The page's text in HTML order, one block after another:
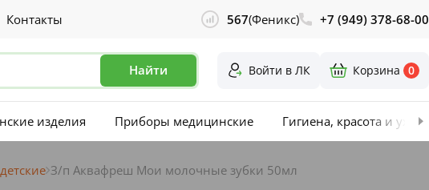
Контакты 567(Феникс) +7 (949) 378-68-00
Найти Войти в ЛК Корзина 0
изделия Приборы медицинские Гигиена, красота и уход
З/п Аквафреш Мои молочные зубки 50мл